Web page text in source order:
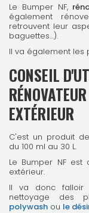
Le Bumper NF,
également
retrouvent leur
baguettes…).
Il va également les
CONSEIL
EXTÉRIEUR
C'est un produit
du 100 ml au 30 L.
Le Bumper NF
extérieur.
Il va donc falloir
nettoyage des
polywash ou le